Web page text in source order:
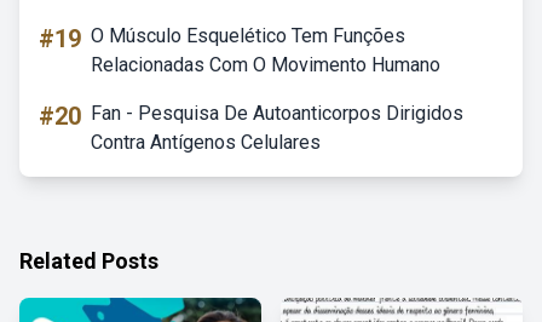
#19 O Músculo Esquelético Tem Funções
Relacionadas Com O Movimento Humano
#20 Fan - Pesquisa De Autoanticorpos Dirigidos
Contra Antígenos Celulares
Related Posts